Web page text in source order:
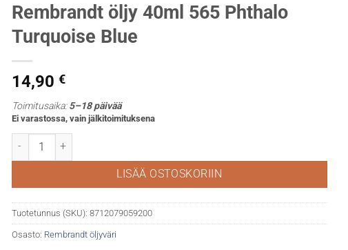
Rembrandt öljy 40ml 565 Phthalo
Turquoise Blue
14,90 €
Toimitusaika:5–18 päivää
Ei varastossa, vain jälkitoimituksena
Rembrandt öljy 40ml 565 Phthalo Turquoise Blue määrä
LISÄÄ OSTOSKORIIN
Tuotetunnus (SKU): 8712079059200
Osasto: Rembrandt öljyväri